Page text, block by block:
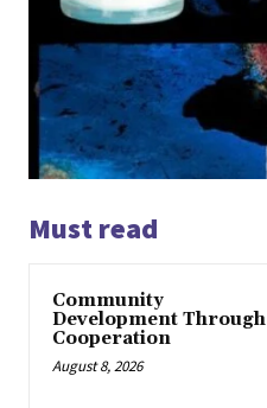
Must read
Community
Development Through
Cooperation
August 8, 2026